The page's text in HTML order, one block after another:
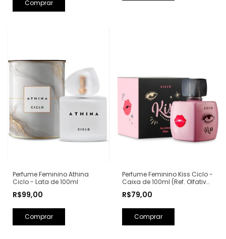
Perfume Feminino Athina
Ciclo - Lata de 100ml
R$99,00
Perfume Feminino Kiss Ciclo -
Caixa de 100ml (Ref. Olfativa:
R$79,00